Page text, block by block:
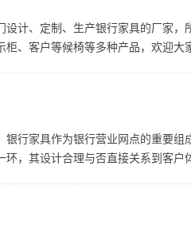
设计、定制、生产银行家具的厂家
、客户等候椅等多种产品，欢迎大
行家具作为银行营业网点的重要
，其设计合理与否直接关系到客